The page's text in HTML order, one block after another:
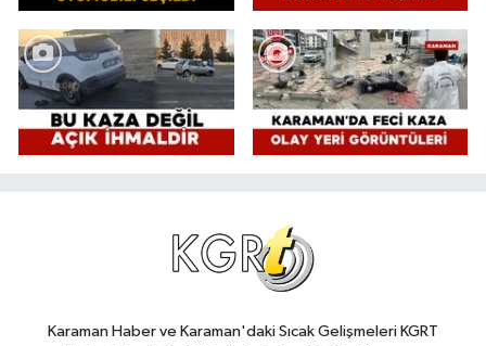
Karaman Haber ve Karaman'daki Sıcak Gelişmeleri KGRT